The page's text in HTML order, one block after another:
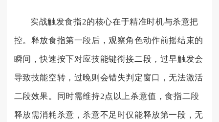
实战触发食指2的核心在于精准时机与杀意把
控。释放食指第一段后，观察角色动作前摇结束的
瞬间，快速按下对应技能键衔接二段，过早触发会
导致技能空转，过晚则会错失判定窗口，无法激活
二段效果。同时需维持2点以上杀意值，食指二段
释放需消耗杀意，杀意不足时仅能释放第一段，无